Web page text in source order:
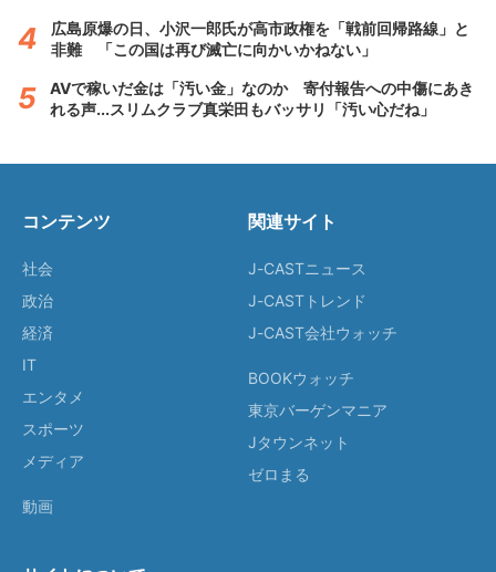
広島原爆の日、小沢一郎氏が高市政権を「戦前回帰路線」と
非難 「この国は再び滅亡に向かいかねない」
AVで稼いだ金は「汚い金」なのか 寄付報告への中傷にあき
れる声...スリムクラブ真栄田もバッサリ「汚い心だね」
コンテンツ
社会
政治
経済
IT
エンタメ
スポーツ
メディア
動画
関連サイト
J-CASTニュース
J-CASTトレンド
J-CAST会社ウォッチ
BOOKウォッチ
東京バーゲンマニア
Jタウンネット
ゼロまる